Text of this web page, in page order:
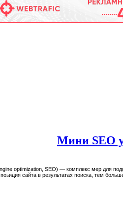
Мини SEO
optimization, SEO) — комплекс мер для
сайта в результатах поиска, тем